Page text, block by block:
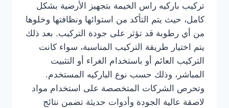
تركيب باركيه راس الخيمة بتجهيز الأرضية بشكل
كامل، حيث يتم التأكد من استوائها ونظافتها وخلوها
من أي رطوبة قد تؤثر على جودة التركيب. بعد ذلك
يتم اختيار طريقة التركيب المناسبة، سواء كانت
التركيب العائم أو باستخدام الغراء أو التثبيت
المباشر، وذلك حسب نوع الباركيه المستخدم.
وتحرص الشركات المتخصصة على استخدام مواد
لاصقة عالية الجودة وأدوات حديثة تضمن نتائج